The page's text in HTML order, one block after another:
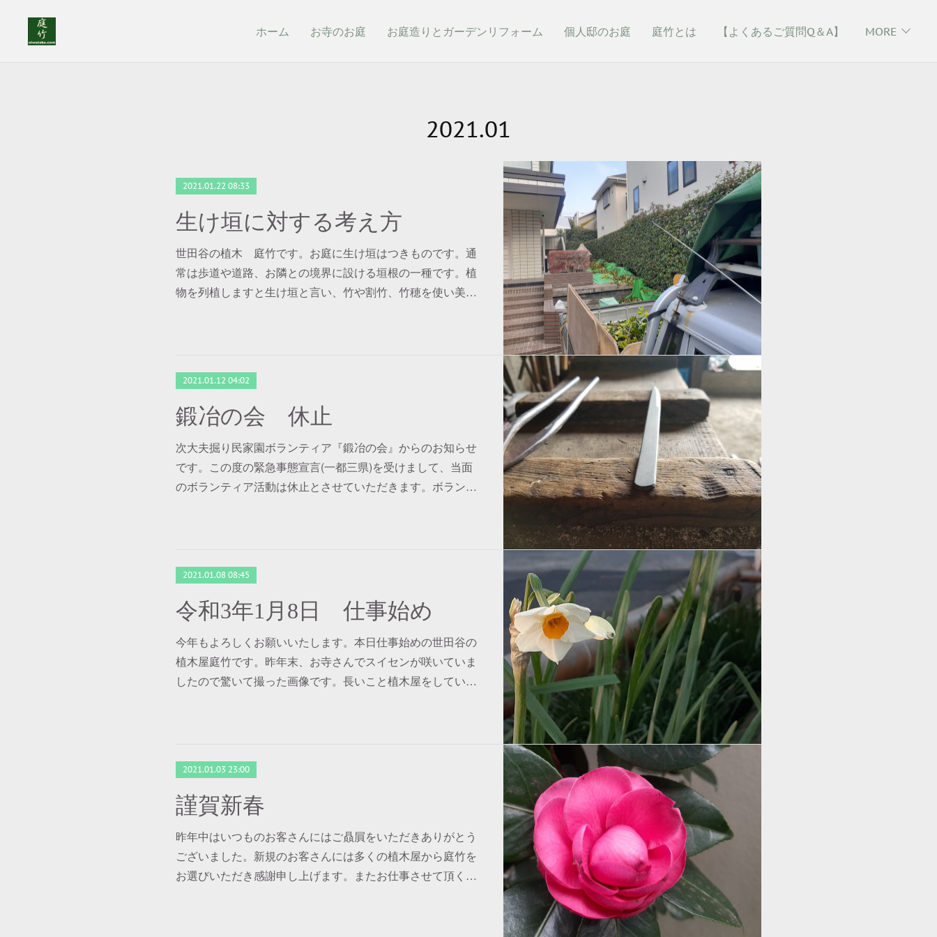
ホーム お寺のお庭 お庭造りとガーデンリフォーム 個人邸のお庭 庭竹とは 【よくあるご質問Q＆A】 MORE
2021.01
2021.01.22 08:33
生け垣に対する考え方
世田谷の植木 庭竹です。お庭に生け垣はつきものです。通
常は歩道や道路、お隣との境界に設ける垣根の一種です。植
物を列植しますと生け垣と言い、竹や割竹、竹穂を使い美…
2021.01.12 04:02
鍛冶の会 休止
次大夫掘り民家園ボランティア『鍛冶の会』からのお知らせ
です。この度の緊急事態宣言(一都三県)を受けまして、当面
のボランティア活動は休止とさせていただきます。ボラン…
2021.01.08 08:45
令和3年1月8日 仕事始め
今年もよろしくお願いいたします。本日仕事始めの世田谷の
植木屋庭竹です。昨年末、お寺さんでスイセンが咲いていま
したので驚いて撮った画像です。長いこと植木屋をしてい…
2021.01.03 23:00
謹賀新春
昨年中はいつものお客さんにはご贔屓をいただきありがとう
ございました。新規のお客さんには多くの植木屋から庭竹を
お選びいただき感謝申し上げます。またお仕事させて頂く…